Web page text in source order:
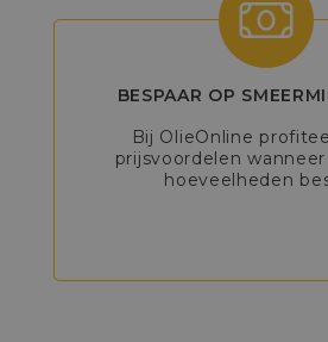
BESPAAR OP
Bij OlieOnline
prijsvoordelen
hoeveelheden